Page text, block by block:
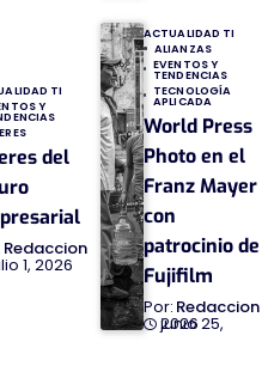
TI
Y
del
Redaccion
1, 2026
ACTUALIDAD TI
ALIANZAS
EVENTOS Y
TENDENCIAS
TECNOLOGÍA
APLICADA
World Press
Photo en el
Franz Mayer
con
patrocinio de
Fujifilm
Redaccion
junio 25, 2026